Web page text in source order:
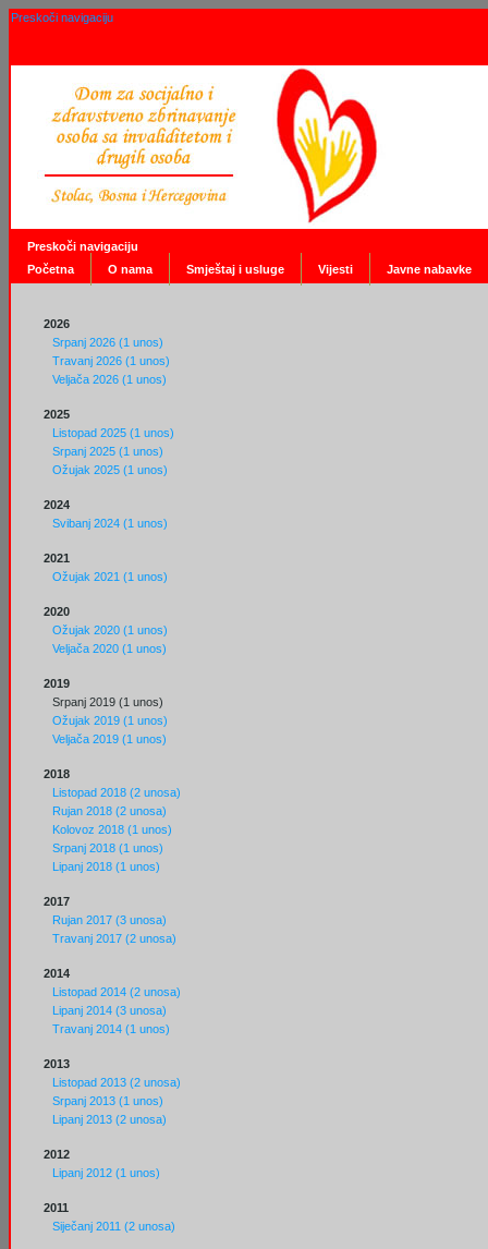
Preskoči navigaciju
Preskoči navigaciju
Početna
O nama Smještaj i usluge Vijesti Javne nabavke
2026
Srpanj 2026 (1 unos)
Travanj 2026 (1 unos)
Veljača 2026 (1 unos)
2025
Listopad 2025 (1 unos)
Srpanj 2025 (1 unos)
Ožujak 2025 (1 unos)
2024
Svibanj 2024 (1 unos)
2021
Ožujak 2021 (1 unos)
2020
Ožujak 2020 (1 unos)
Veljača 2020 (1 unos)
2019
Srpanj 2019 (1 unos)
Ožujak 2019 (1 unos)
Veljača 2019 (1 unos)
2018
Listopad 2018 (2 unosa)
Rujan 2018 (2 unosa)
Kolovoz 2018 (1 unos)
Srpanj 2018 (1 unos)
Lipanj 2018 (1 unos)
2017
Rujan 2017 (3 unosa)
Travanj 2017 (2 unosa)
2014
Listopad 2014 (2 unosa)
Lipanj 2014 (3 unosa)
Travanj 2014 (1 unos)
2013
Listopad 2013 (2 unosa)
Srpanj 2013 (1 unos)
Lipanj 2013 (2 unosa)
2012
Lipanj 2012 (1 unos)
2011
Siječanj 2011 (2 unosa)